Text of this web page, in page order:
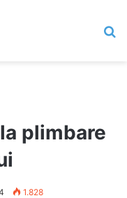
plimbare
1.828